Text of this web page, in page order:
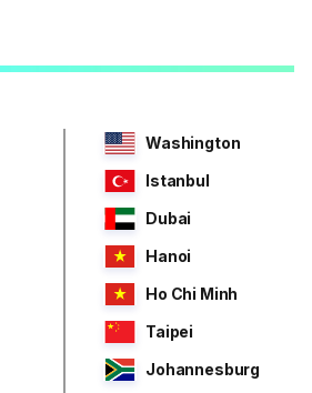
Washington
Istanbul
Dubai
Hanoi
Ho Chi Minh
Taipei
Johannesburg